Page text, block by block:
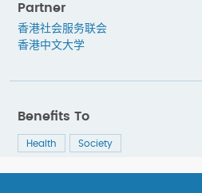
Partner
香港社会服务联会
香港中文大学
Benefits To
Health Society